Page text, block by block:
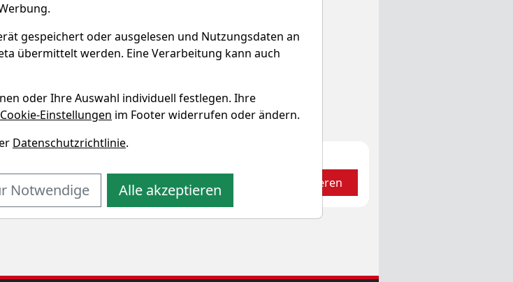
Aktualisieren
gespeichert oder ausgelesen und Nutzungsdaten an
übermittelt werden. Eine Verarbeitung kann auch
oder Ihre Auswahl individuell festlegen. Ihre
Cookie-Einstellungen im Footer widerrufen oder ändern.
Datenschutzrichtlinie.
Notwendige Alle akzeptieren